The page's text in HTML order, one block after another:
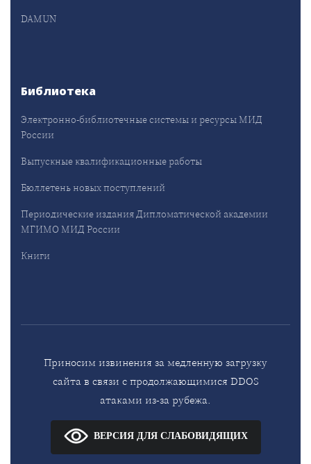
DAMUN
Библиотека
Электронно-библиотечные системы и ресурсы МИД
России
Выпускные квалификационные работы
Бюллетень новых поступлений
Периодические издания Дипломатической академии
МГИМО МИД России
Книги
Приносим извинения за медленную загрузку
сайта в связи с продолжающимися DDOS
атаками из-за рубежа.
ВЕРСИЯ ДЛЯ СЛАБОВИДЯЩИХ